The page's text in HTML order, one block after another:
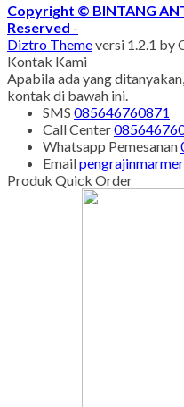
Copyright © BINTANG
Reserved -
Diztro Themeversi 1.2.1 by
Kontak Kami
Apabila ada yang
kontak di bawah ini.
SMS 085646760871
Call Center
Whatsapp Pemesanan
Email
Produk Quick Order